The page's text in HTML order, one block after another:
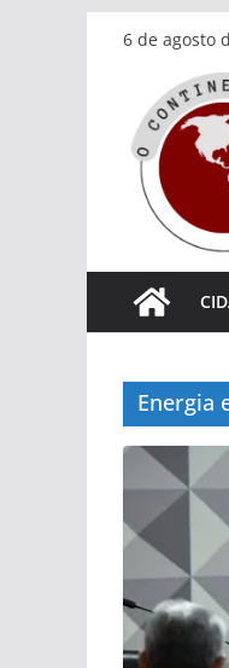
Pular
conteúdo
6 de agosto
Energia